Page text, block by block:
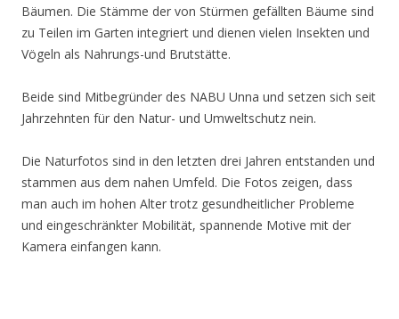
Bäumen. Die Stämme der von Stürmen gefällten Bäume sind
zu Teilen im Garten integriert und dienen vielen Insekten und
Vögeln als Nahrungs-und Brutstätte.
Beide sind Mitbegründer des NABU Unna und setzen sich seit
Jahrzehnten für den Natur- und Umweltschutz nein.
Die Naturfotos sind in den letzten drei Jahren entstanden und
stammen aus dem nahen Umfeld. Die Fotos zeigen, dass
man auch im hohen Alter trotz gesundheitlicher Probleme
und eingeschränkter Mobilität, spannende Motive mit der
Kamera einfangen kann.